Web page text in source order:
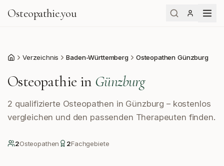
Osteopathie.you
Start Verzeichnis Baden-Württemberg Osteopathen Günzburg
Osteopathie in Günzburg
2 qualifizierte Osteopathen in Günzburg – kostenlos
vergleichen und den passenden Therapeuten finden.
2Osteopathen 2Fachgebiete